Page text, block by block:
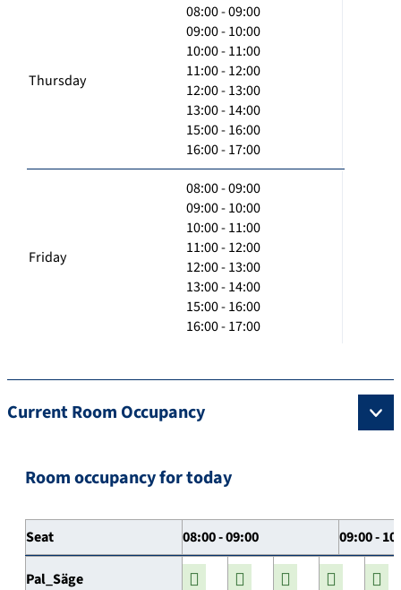
Thursday
08:00 - 09:00
09:00 - 10:00
10:00 - 11:00
11:00 - 12:00
12:00 - 13:00
13:00 - 14:00
15:00 - 16:00
16:00 - 17:00
Friday
08:00 - 09:00
09:00 - 10:00
10:00 - 11:00
11:00 - 12:00
12:00 - 13:00
13:00 - 14:00
15:00 - 16:00
16:00 - 17:00
Current Room Occupancy
Room occupancy for today
Seat 08:00 - 09:00 09:00 -
Pal_Säge